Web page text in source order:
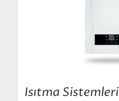
Isıtma Sistemleri